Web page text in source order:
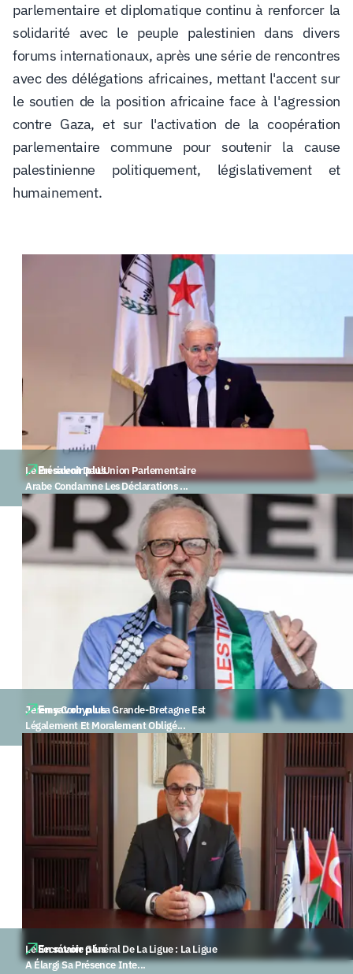
parlementaire et diplomatique continu à renforcer la
solidarité avec le peuple palestinien dans divers
forums internationaux, après une série de rencontres
avec des délégations africaines, mettant l'accent sur
le soutien de la position africaine face à l'agression
contre Gaza, et sur l'activation de la coopération
parlementaire commune pour soutenir la cause
palestinienne politiquement, législativement et
humainement.
Le Président De L'Union Parlementaire
Arabe Condamne Les Déclarations ...
En savoir plus
Jeremy Corbyn : La Grande-Bretagne Est
Légalement Et Moralement Obligé...
En savoir plus
Le Secrétaire Général De La Ligue : La Ligue
A Élargi Sa Présence Inte...
En savoir plus